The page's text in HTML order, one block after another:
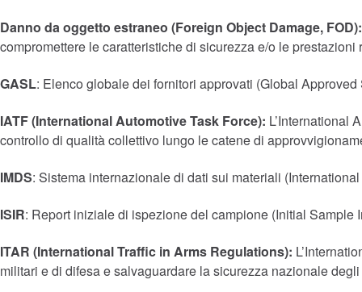
Danno da oggetto estraneo (Foreign Object Damage, FOD):
compromettere le caratteristiche di sicurezza e/o le
GASL: Elenco globale dei fornitori approvati (Global Approved
IATF (International Automotive Task Force): L’International
controllo di qualità collettivo lungo le catene di
IMDS: Sistema internazionale di dati sui materiali
ISIR: Report iniziale di ispezione del campione (Initial Sample
ITAR (International Traffic in Arms Regulations):
militari e di difesa e salvaguardare la sicurezza nazionale